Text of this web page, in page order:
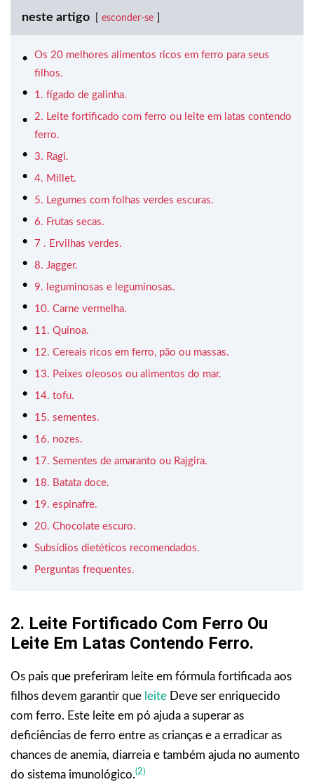
neste artigo esconder-se
Os 20 melhores alimentos ricos em ferro para seus
filhos.
1. fígado de galinha.
2. Leite fortificado com ferro ou leite em latas contendo
ferro.
3. Ragi.
4. Millet.
5. Legumes com folhas verdes escuras.
6. Frutas secas.
7 . Ervilhas verdes.
8. Jagger.
9. leguminosas e leguminosas.
10. Carne vermelha.
11. Quinoa.
12. Cereais ricos em ferro, pão ou massas.
13. Peixes oleosos ou alimentos do mar.
14. tofu.
15. sementes.
16. nozes.
17. Sementes de amaranto ou Rajgira.
18. Batata doce.
19. espinafre.
20. Chocolate escuro.
Subsídios dietéticos recomendados.
Perguntas frequentes.
2. Leite Fortificado Com Ferro Ou
Leite Em Latas Contendo Ferro.
Os pais que preferiram leite em fórmula fortificada aos
filhos devem garantir que leite Deve ser enriquecido
com ferro. Este leite em pó ajuda a superar as
deficiências de ferro entre as crianças e a erradicar as
chances de anemia, diarreia e também ajuda no aumento
do sistema imunológico.(2)